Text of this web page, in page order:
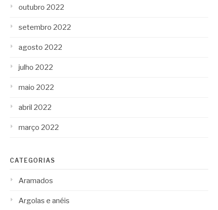
outubro 2022
setembro 2022
agosto 2022
julho 2022
maio 2022
abril 2022
março 2022
CATEGORIAS
Aramados
Argolas e anéis